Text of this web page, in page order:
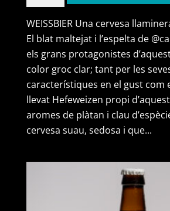
(caixa
de
12
ampolles)
WEISSBIER Una cervesa
El blat maltejat i l’espelta de
els grans protagonistes
color groc clar; tant per les
característiques en el gust com
llevat Hefeweizen propi
aromes de plàtan i clau
cervesa suau, sedosa i que...